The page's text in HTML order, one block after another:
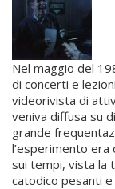
Nel maggio del
di concerti e
videorivista di
veniva diffusa su
grande
l’esperimento
sui tempi, vista la
catodico pesanti